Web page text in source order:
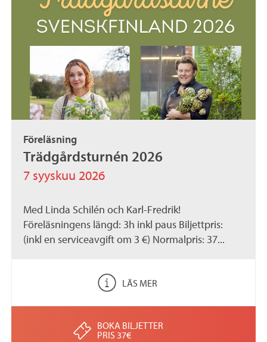
Föreläsning
Trädgårdsturnén 2026
7 syyskuu 2026
Med Linda Schilén och Karl-Fredrik!
Föreläsningens längd: 3h inkl paus Biljettpris:
(inkl en serviceavgift om 3 €) Normalpris: 37...
LÄS MER
BOKA BILJETTER
PRIS 37€